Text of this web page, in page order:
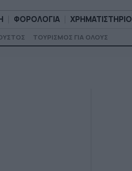
ΦΟΡΟΛΟΓΙΑ ΧΡΗΜΑΤΙΣΤΗΡΙΟ
ΤΟΥΡΙΣΜΟΣ ΓΙΑ ΟΛΟΥΣ